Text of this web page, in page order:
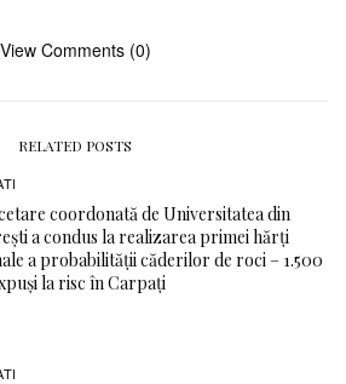
View Comments (0)
RELATED POSTS
coordonată de Universitatea din
a condus la realizarea primei hărți
a probabilității căderilor de roci – 1.500
la risc în Carpați